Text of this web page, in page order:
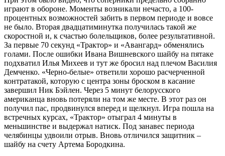
играют в обороне. Моменты возникали нечасто, а 100-
процентных возможностей забить в первом периоде и вовсе
не было. Вторая двадцатиминутка получилась такой же
скоростной и, к счастью болельщиков, более результативной.
За первые 70 секунд «Трактор» и «Авангард» обменялись
голами. После ошибки Ивана Вишневского шайбу на пятаке
подхватил Илья Михеев и тут же бросил над плечом Василия
Демченко. «Черно-белые» ответили хорошо расчерченной
контратакой, которую с центра зоны броском в касание
завершил Ник Бэйлен. Через 5 минут белорусского
американца вновь потеряли на том же месте. В этот раз он
получил пас, продвинулся вперед и щелкнул. Игра пошла на
встречных курсах, «Трактор» отыграл 4 минуты в
меньшинстве и выдержал натиск. Под занавес периода
челябинцы удвоили отрыв. Вновь отличился защитник –
шайбу на счету Артема Бородкина.